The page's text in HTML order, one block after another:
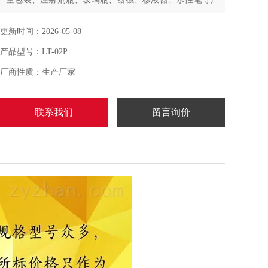
造企业、质检中心、医疗器械公司、食品企业、化妆品企
更新时间：2026-05-08
产品型号：LT-02P
厂商性质：生产厂家
联系我们 留言询价